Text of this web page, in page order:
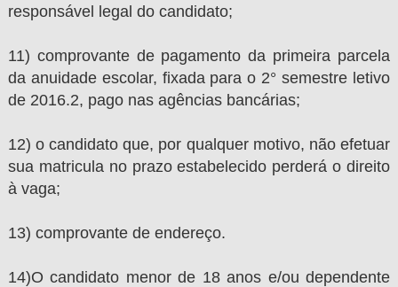
responsável legal do candidato;
11) comprovante de pagamento da primeira parcela
da anuidade escolar, fixada para o 2° semestre letivo
de 2016.2, pago nas agências bancárias;
12) o candidato que, por qualquer motivo, não efetuar
sua matricula no prazo estabelecido perderá o direito
à vaga;
13) comprovante de endereço.
14)O candidato menor de 18 anos e/ou dependente